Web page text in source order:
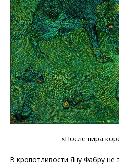
«После пира
В кропотливости Яну Фабру не